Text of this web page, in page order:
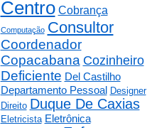
Centro Cobrança
Computação Consultor
Coordenador
Copacabana Cozinheiro
Deficiente Del Castilho
Departamento Pessoal Designer
Direito Duque De Caxias
Eletricista Eletrônica